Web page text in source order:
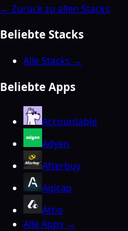
← Zurück zu allen Stacks
Beliebte Stacks
Alle Stacks →
Beliebte Apps
Accountable
Adyen
Afterbuy
Agicap
Attio
Alle Apps →